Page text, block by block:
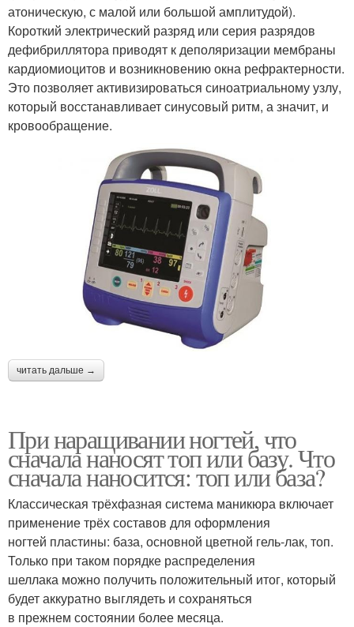
атоническую, с малой или большой амплитудой).
Короткий электрический разряд или серия разрядов
дефибриллятора приводят к деполяризации мембраны
кардиомиоцитов и возникновению окна рефрактерности.
Это позволяет активизироваться синоатриальному узлу,
который восстанавливает синусовый ритм, а значит, и
кровообращение.
читать дальше →
При наращивании ногтей, что
сначала наносят топ или базу. Что
сначала наносится: топ или база?
Классическая трёхфазная система маникюра включает
применение трёх составов для оформления
ногтей пластины: база, основной цветной гель-лак, топ.
Только при таком порядке распределения
шеллака можно получить положительный итог, который
будет аккуратно выглядеть и сохраняться
в прежнем состоянии более месяца.